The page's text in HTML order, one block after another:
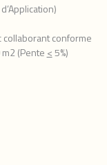
collaborant conforme
(Pente <5%)